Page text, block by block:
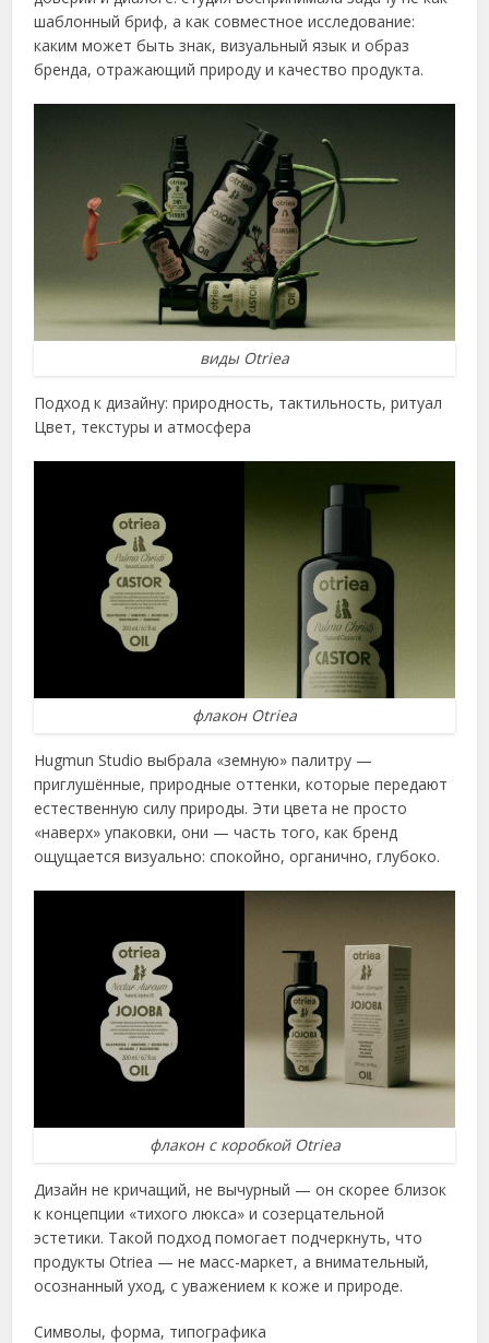
шаблонный бриф, а как совместное исследование:
каким может быть знак, визуальный язык и образ
бренда, отражающий природу и качество продукта.
виды Otriea
Подход к дизайну: природность, тактильность, ритуал
Цвет, текстуры и атмосфера
флакон Otriea
Hugmun Studio выбрала «земную» палитру —
приглушённые, природные оттенки, которые передают
естественную силу природы. Эти цвета не просто
«наверх» упаковки, они — часть того, как бренд
ощущается визуально: спокойно, органично, глубоко.
флакон с коробкой Otriea
Дизайн не кричащий, не вычурный — он скорее близок
к концепции «тихого люкса» и созерцательной
эстетики. Такой подход помогает подчеркнуть, что
продукты Otriea — не масс-маркет, а внимательный,
осознанный уход, с уважением к коже и природе.
Символы, форма, типографика